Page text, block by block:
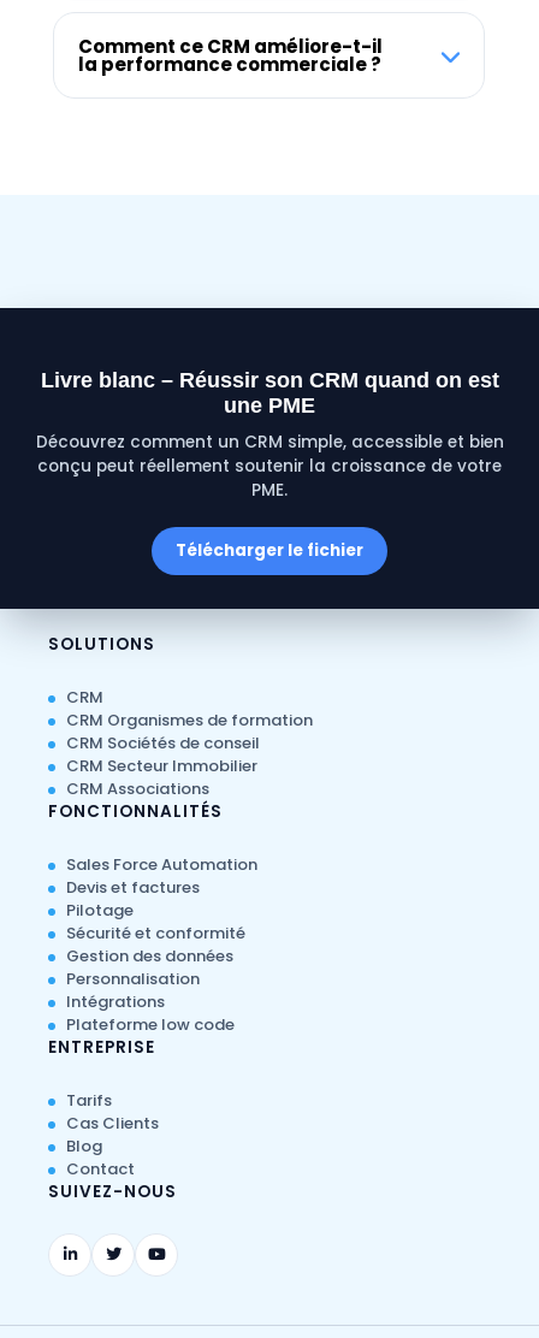
Comment ce CRM améliore-t-il
la performance commerciale ?
Livre blanc – Réussir son CRM quand on est
une PME
Découvrez comment un CRM simple, accessible et bien
conçu peut réellement soutenir la croissance de votre
PME.
Télécharger le fichier
SOLUTIONS
CRM
CRM Organismes de formation
CRM Sociétés de conseil
CRM Secteur Immobilier
CRM Associations
FONCTIONNALITÉS
Sales Force Automation
Devis et factures
Pilotage
Sécurité et conformité
Gestion des données
Personnalisation
Intégrations
Plateforme low code
ENTREPRISE
Tarifs
Cas Clients
Blog
Contact
SUIVEZ-NOUS